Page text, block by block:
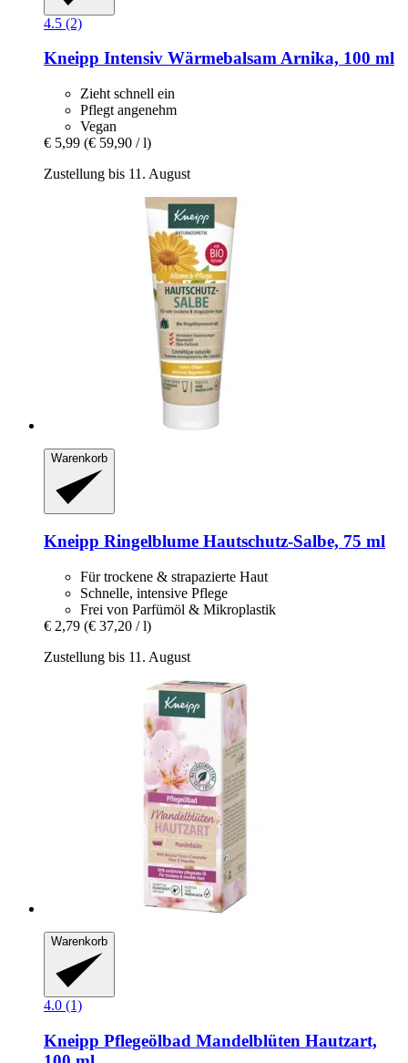
4.5 (2)
Kneipp Intensiv Wärmebalsam Arnika, 100 ml
Zieht schnell ein
Pflegt angenehm
Vegan
€ 5,99 (€ 59,90 / l)
Zustellung bis 11. August
Warenkorb
Kneipp Ringelblume Hautschutz-​Salbe, 75 ml
Für trockene & strapazierte Haut
Schnelle, intensive Pflege
Frei von Parfümöl & Mikroplastik
€ 2,79 (€ 37,20 / l)
Zustellung bis 11. August
Warenkorb
4.0 (1)
Kneipp Pflegeölbad Mandelblüten Hautzart,